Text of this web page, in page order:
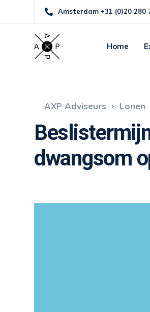
Amsterdam +31 (0)20 280
Home
AXP Adviseurs Lonen
dwangsom